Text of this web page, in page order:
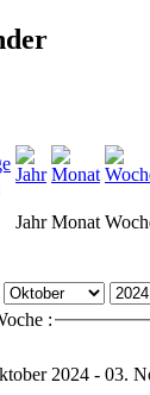
Jahr Monat
:
2024 - 03.